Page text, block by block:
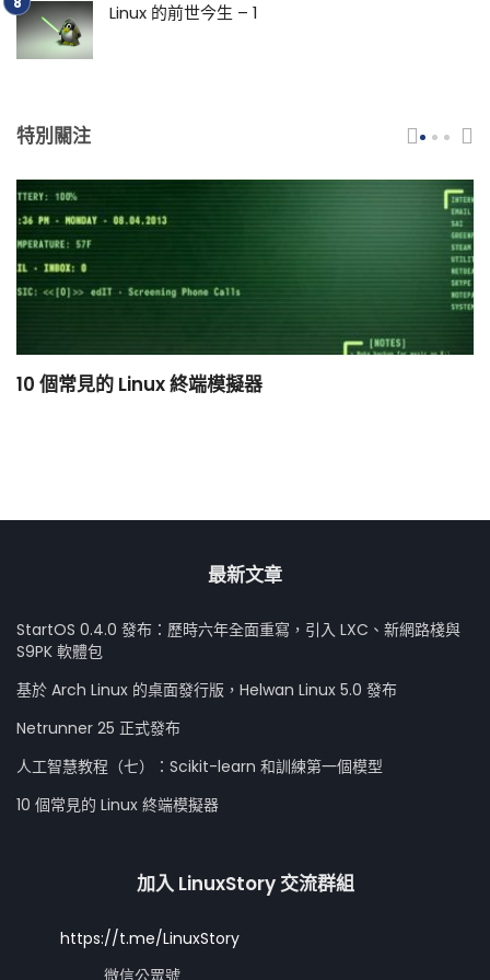
Linux 的前世今生 – 1
特別關注
10 個常見的 Linux 終端模擬器
最新文章
StartOS 0.4.0 發布：歷時六年全面重寫，引入 LXC、新網路棧與
S9PK 軟體包
基於 Arch Linux 的桌面發行版，Helwan Linux 5.0 發布
Netrunner 25 正式發布
人工智慧教程（七）：Scikit-learn 和訓練第一個模型
10 個常見的 Linux 終端模擬器
加入 LinuxStory 交流群組
https://t.me/LinuxStory